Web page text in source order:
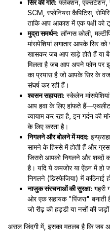
सिर की गति: फ्लेक्शन, एक्सटेंशन,
SCM, स्प्लेनियस कैपिटिस,
ताकि आप आकाश में एक पक्षी को
मुद्रा समर्थन: लॉन्गस कोली,
मांसपेशियां लगातार आपके सिर को
खासकर जब आप खड़े होते हैं या
मिलता है जब आप अपने फोन पर
का प्रयास है जो आपके सिर के
संघर्ष कर रही हैं।
श्वसन सहायता: स्केलेन
आप हवा के लिए हांफते
व्यायाम कर रहा है, इन गर्दन की
के लिए करता है।
निगलने और बोलने में मदद:
सामने के हिस्से में होती हैं और
जिससे आपको निगलने और शब्दों
है। यदि ये कमजोर या ऐंठन में हो
निगलने (डिस्फेजिया) में कठिनाई
नाजुक संरचनाओं की सुरक्षा: गहरी
ओर एक सहायक "पिंजरा" बनाती
जो रीढ़ की हड्डी या नसों की
असल जिंदगी में, इसका मतलब है कि जब